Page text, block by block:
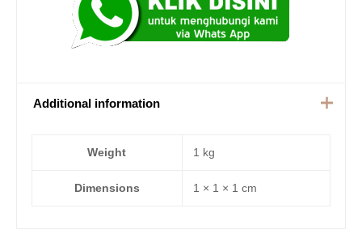
Additional information
Weight 1 kg
Dimensions 1 × 1 × 1 cm